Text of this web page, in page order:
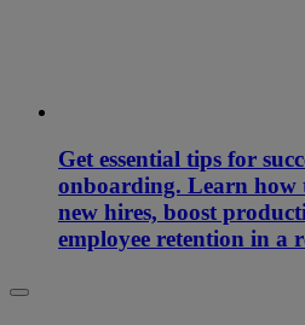
Get essential tips for
onboarding. Learn how
new hires, boost
employee retention in a